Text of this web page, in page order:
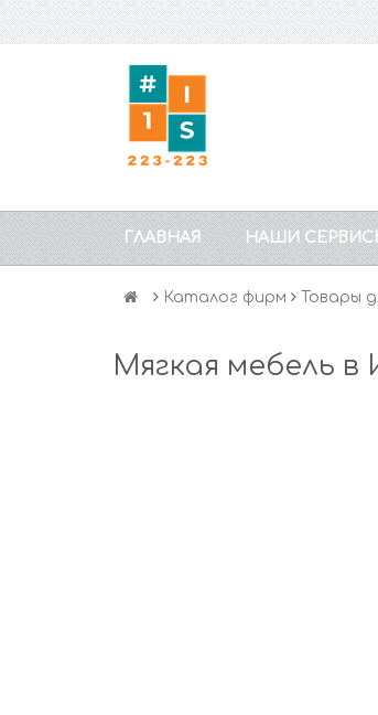
ГЛАВНАЯ НАШИ
Каталог фирм Товары
Мягкая мебель в